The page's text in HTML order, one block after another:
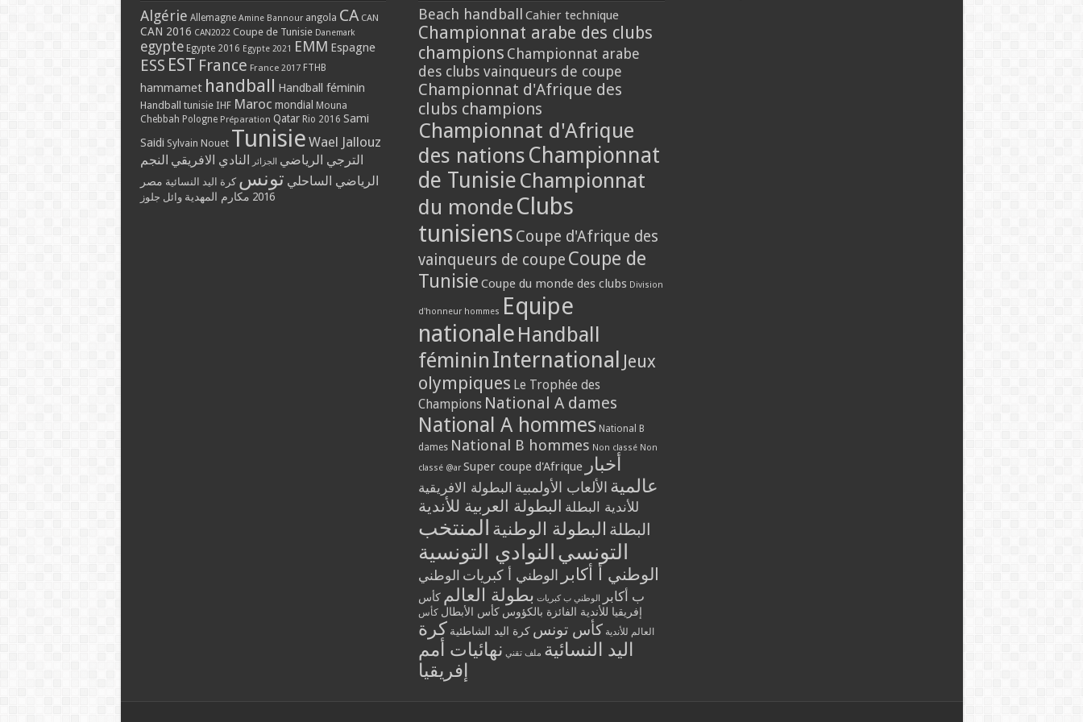
Algérie Allemagne Amine Bannour angola CA CAN
CAN 2016 CAN2022 Coupe de Tunisie Danemark
egypte Egypte 2016 Egypte 2021 EMM Espagne
ESS EST France France 2017 FTHB
hammamet handball Handball féminin
Handball tunisie IHF Maroc mondial Mouna
Chebbah Pologne Préparation Qatar Rio 2016 Sami
Saidi Sylvain Nouet Tunisie Wael Jallouz
الترجي الرياضي الجزائر النادي الافريقي النجم
الرياضي الساحلي تونس كرة اليد النسائية مصر
2016 مكارم المهدية وائل جلوز
Beach handball Cahier technique
Championnat arabe des clubs
champions Championnat arabe
des clubs vainqueurs de coupe
Championnat d'Afrique des
clubs champions
Championnat d'Afrique
des nations Championnat
de Tunisie Championnat
du monde Clubs
tunisiens Coupe d'Afrique des
vainqueurs de coupe Coupe de
Tunisie Coupe du monde des clubs Division
d'honneur hommes Equipe
nationale Handball
féminin International Jeux
olympiques Le Trophée des
Champions National A dames
National A hommes National B
dames National B hommes Non classé Non
classé @ar Super coupe d'Afrique أخبار
عالمية الألعاب الأولمبية البطولة الافريقية
للأندية البطلة البطولة العربية للأندية
البطلة البطولة الوطنية المنتخب
التونسي النوادي التونسية
الوطني أ أكابر الوطني أ كبريات الوطني
ب أكابر
الوطني ب كبريات بطولة العالم كأس
إفريقيا للأندية الفائزة بالكؤوس كأس الأبطال كأس
العالم للأندية كأس تونس كرة اليد الشاطئية كرة
اليد النسائية ملف تقني نهائيات أمم
إفريقيا